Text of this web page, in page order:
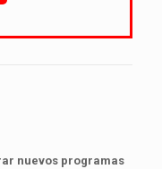
nuevos programas